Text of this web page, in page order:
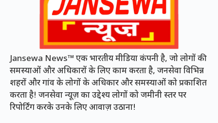
Jansewa News™ एक भारतीय मीडिया कंपनी है, जो लोगों की
समस्याओं और अधिकारों के लिए काम करता है, जनसेवा विभिन्न
शहरों और गांव के लोगों के अधिकार और समस्याओं को प्रकाशित
करता है! जनसेवा न्यूज़ का उद्देश्य लोगों को जमीनी स्तर पर
रिपोर्टिंग करके उनके लिए आवाज़ उठाना!